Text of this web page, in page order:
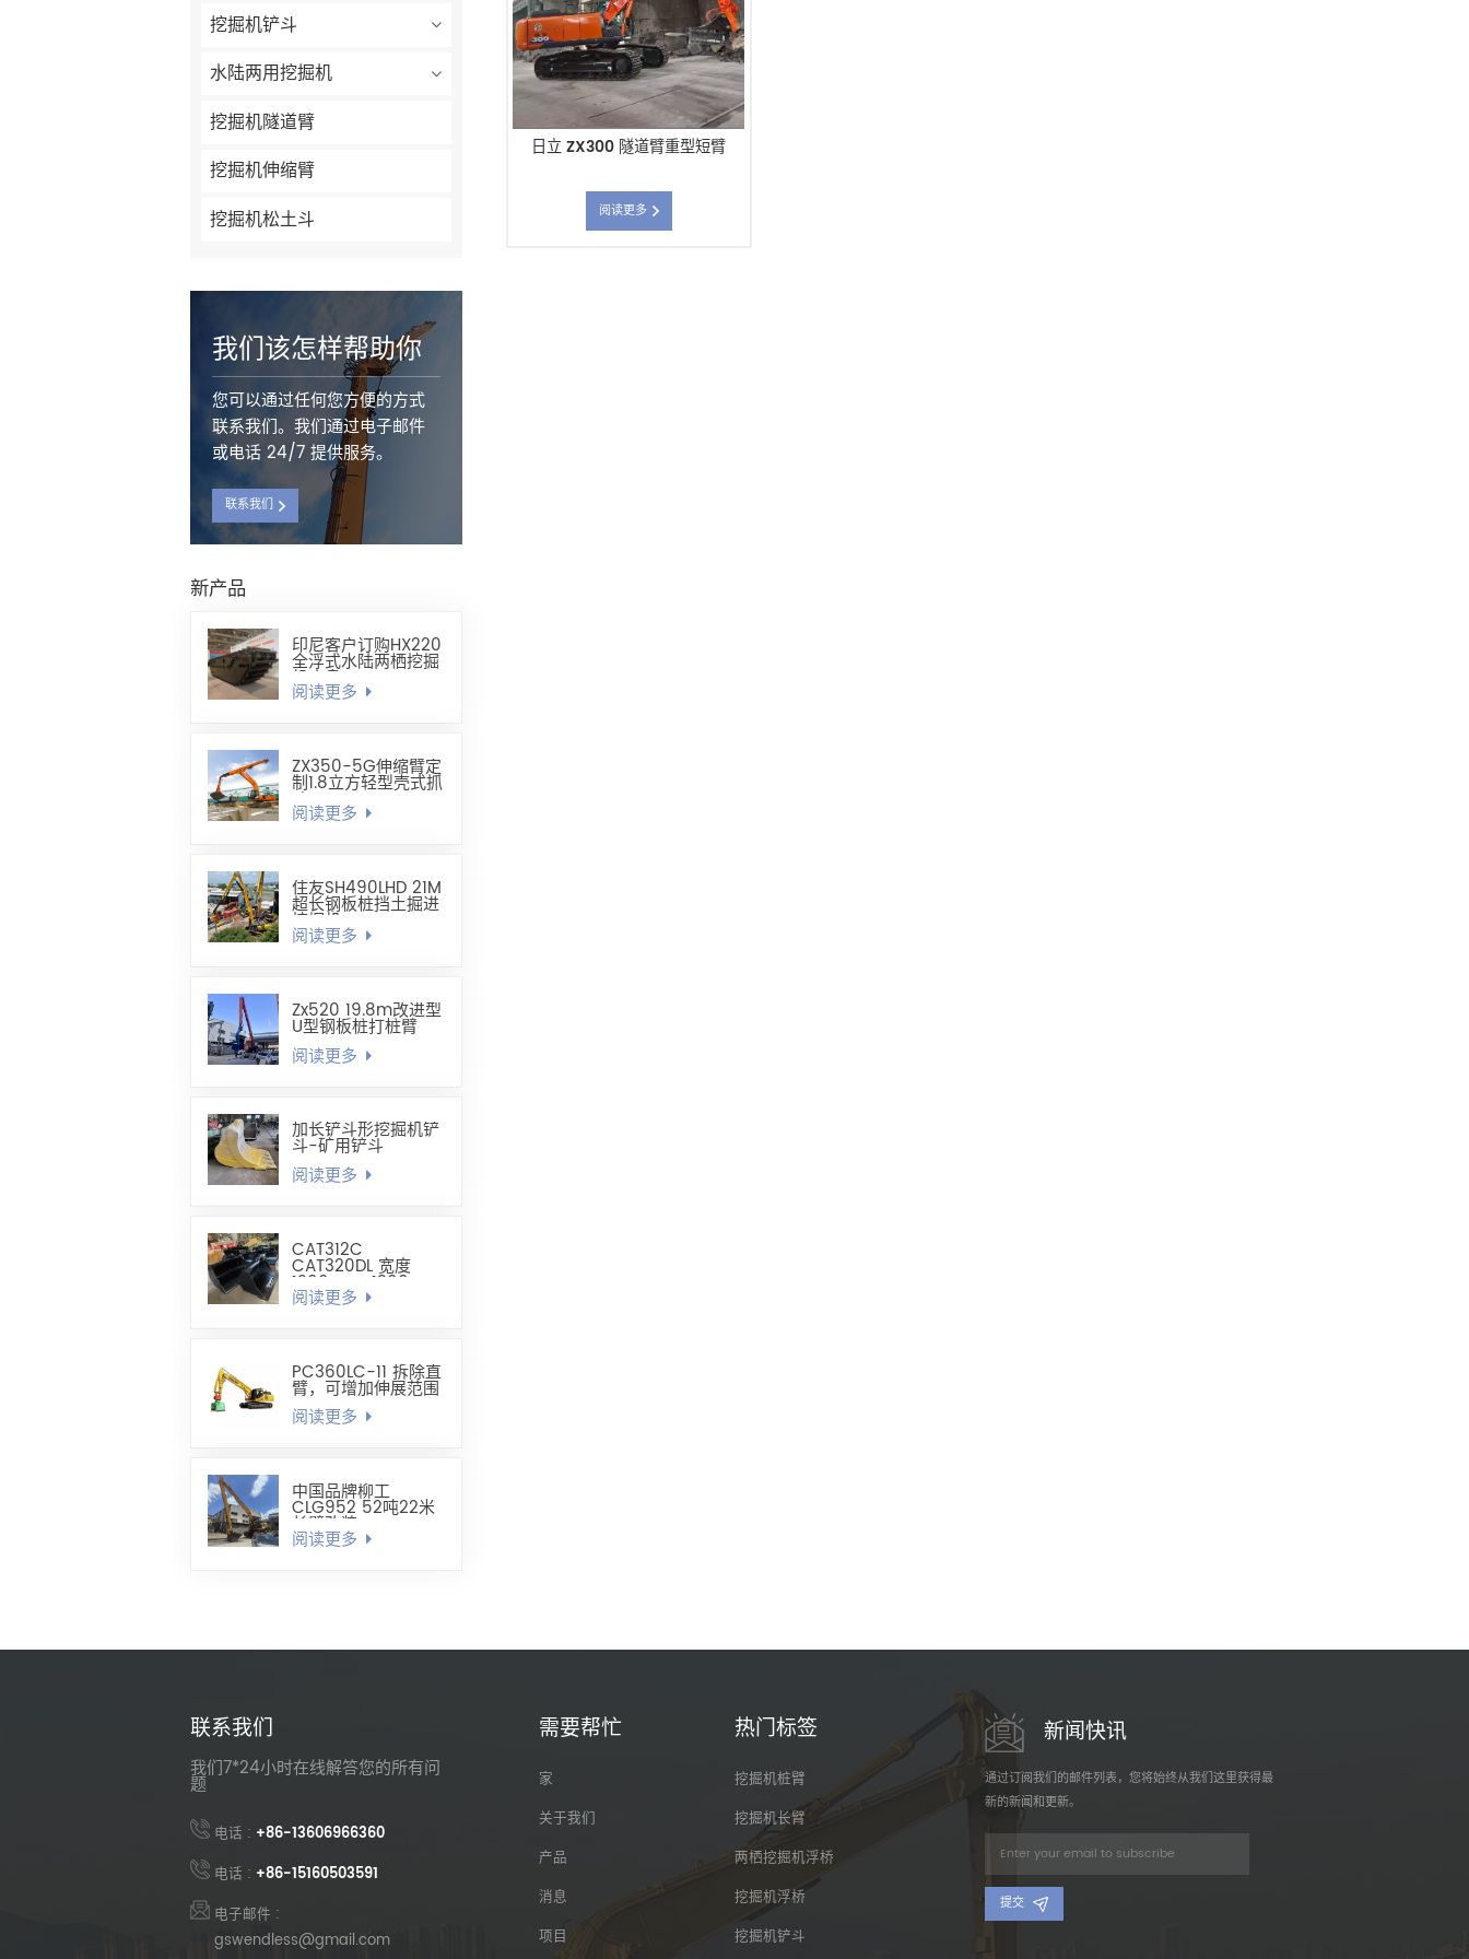
挖掘机铲斗
水陆两用挖掘机
挖掘机隧道臂
挖掘机伸缩臂
挖掘机松土斗
我们该怎样帮助你
您可以通过任何您方便的方式
联系我们。我们通过电子邮件
或电话 24/7 提供服务。
联系我们
新产品
印尼客户订购HX220
全浮式水陆两栖挖掘
机底盘
阅读更多
ZX350-5G伸缩臂定
制1.8立方轻型壳式抓
斗
阅读更多
住友SH490LHD 21M
超长钢板桩挡土掘进
挖掘机
阅读更多
Zx520 19.8m改进型
U型钢板桩打桩臂
阅读更多
加长铲斗形挖掘机铲
斗-矿用铲斗
阅读更多
CAT312C
CAT320DL 宽度
1200mm-1300mm
调平铲斗
阅读更多
PC360LC-11 拆除直
臂，可增加伸展范围
阅读更多
中国品牌柳工
CLG952 52吨22米
长臂改装
阅读更多
日立 ZX300 隧道臂重型短臂
阅读更多
联系我们
我们7*24小时在线解答您的所有问
题
电话 : +86-13606966360
电话 : +86-15160503591
电子邮件 :
gswendless@gmail.com
需要帮忙
家
关于我们
产品
消息
项目
热门标签
挖掘机桩臂
挖掘机长臂
两栖挖掘机浮桥
挖掘机浮桥
挖掘机铲斗
新闻快讯
通过订阅我们的邮件列表，您将始终从我们这里获得最
新的新闻和更新。
提交